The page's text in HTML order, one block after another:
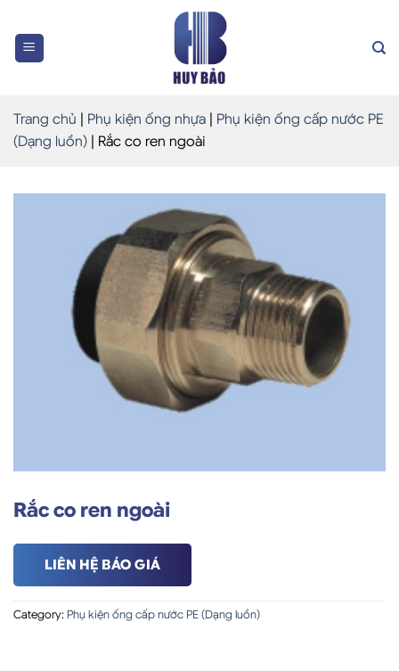
content
Trang chủ Phụ kiện ống nhựa
Phụ kiện ống cấp nước PE
(Dạng luồn)
Rắc co ren ngoài
Rắc co ren ngoài
LIÊN HỆ BÁO GIÁ
Category: Phụ kiện ống cấp nước PE (Dạng luồn)